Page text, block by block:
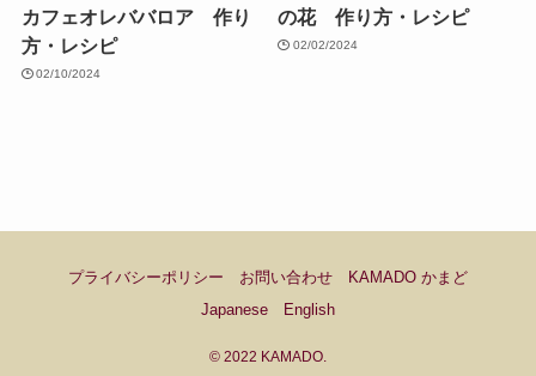
カフェオレババロア 作り
方・レシピ
02/10/2024
の花 作り方・レシピ
02/02/2024
プライバシーポリシー お問い合わせ
KAMADO かまど
Japanese
English
© 2022 KAMADO.